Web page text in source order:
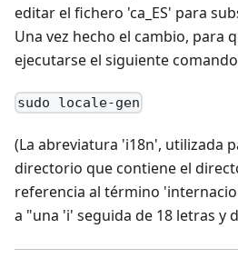
editar el fichero 'ca_ES' para
Una vez hecho el cambio, para
ejecutarse el siguiente
sudo locale-gen
(La abreviatura 'i18n', utilizada
directorio que contiene el
referencia al término
a "una 'i' seguida de 18 letras y